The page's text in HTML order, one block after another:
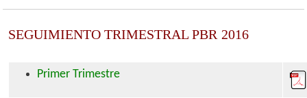
SEGUIMIENTO TRIMESTRAL PBR 2016
Primer Trimestre